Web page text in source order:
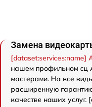
Замена
[dataset:services:name]
нашем профильном сц
мастерами. На все
расширенную
качестве наших услуг.